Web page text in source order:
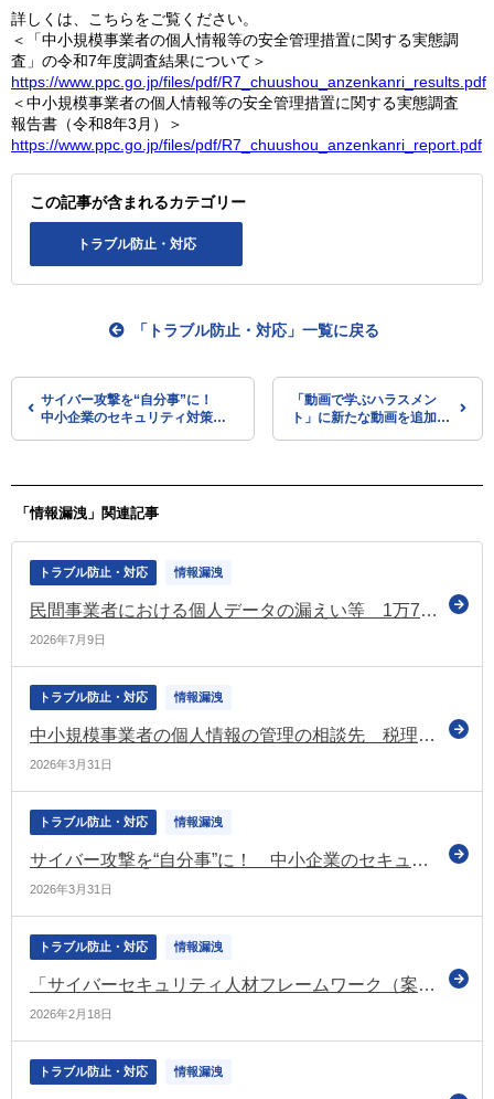
詳しくは、こちらをご覧ください。
＜「中小規模事業者の個人情報等の安全管理措置に関する実態調
査」の令和7年度調査結果について＞
https://www.ppc.go.jp/files/pdf/R7_chuushou_anzenkanri_results.pdf
＜中小規模事業者の個人情報等の安全管理措置に関する実態調査
報告書（令和8年3月）＞
https://www.ppc.go.jp/files/pdf/R7_chuushou_anzenkanri_report.pdf
この記事が含まれるカテゴリー
トラブル防止・対応
サイバー攻撃を“自分事”に！
中小企業のセキュリティ対策強
「トラブル防止・対応」一覧に戻る
「動画で学ぶハラスメン
ト」に新たな動画を追加
「情報漏洩」関連記事
トラブル防止・対応 情報漏洩
民間事業者における個人データの漏えい等 1万7,139件（過去最多であった前年度から約1割減少）（令和7年度の年次報告）
2026年7月9日
トラブル防止・対応 情報漏洩
中小規模事業者の個人情報の管理の相談先 税理士が最も多く（約8割）、次いで社労士（約3割）（個人情報保護委員会の調査）
2026年3月31日
トラブル防止・対応 情報漏洩
サイバー攻撃を“自分事”に！ 中小企業のセキュリティ対策強化に向けて 事例集とガイドライン（第4.0版）を公表（経産省）
2026年3月31日
トラブル防止・対応 情報漏洩
「サイバーセキュリティ人材フレームワーク（案）」について意見募集（パブコメ）
2026年2月18日
トラブル防止・対応 情報漏洩